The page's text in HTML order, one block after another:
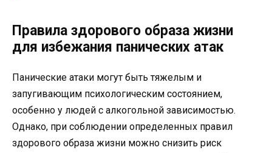
Правила здорового образа жизни
для избежания панических атак
Панические атаки могут быть тяжелым и
запугивающим психологическим состоянием,
особенно у людей с алкогольной зависимостью.
Однако, при соблюдении определенных правил
здорового образа жизни можно снизить риск